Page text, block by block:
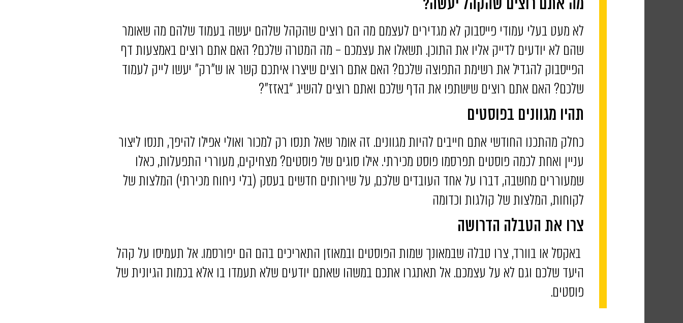
לא מעט בעלי עמודי פייסבוק לא מגדירים לעצמם מה הם רוצים שהקהל שלהם יעשה בעמוד שלהם מה שאומר
שהם לא יודעים לדייק אליו את התוכן. תשאלו את עצמכם – מה המטרה שלכם? האם אתם רוצים באמצעות דף
הפייסבוק להגדיל את רשימת התפוצה שלכם? האם אתם רוצים שיצרו איתכם קשר או ש”רק” יעשו לייק לעמוד
שלכם? האם אתם רוצים שישתפו את הדף שלכם ואתם רוצים להשיג “באזז”?
תהיו מגוונים בפוסטים
כחלק מהתכנו החודשי אתם חייבים להיות מגוונים. זה אומר שאל תנסו רק למכור ואולי אפילו להיפך, תנסו ליצור
עניין ואחת לכמה פוסטים תפרסמו פוסט מכירתי. אילו סוגים של פוסטים? מצחיקים, מעוררי התפעלות, כאלו
שמעוררים מחשבה, דברו על אחד העובדים שלכם, על שירותים חדשים בעסק (בלי ניחוח מכירתי) המלצות של
לקוחות, המלצות של קולגות וכדומה
צרו את הטבלה הדרושה
באקסל או בוורד, צרו טבלה שבמאונך שמות הפוסטים ובמאוזן התאריכים בהם הם יפורסמו. אל תעמיסו על קהל
היעד שלכם וגם לא על עצמכם. אל תאתגרו אתכם במשהו שאתם יודעים שלא תעמדו בו אלא בכמות הגיונית של
פוסטים.